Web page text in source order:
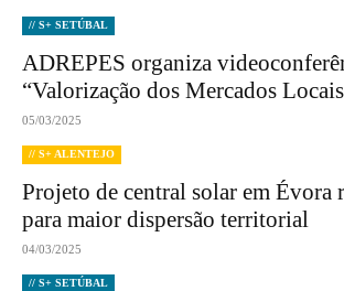
// S+ SETÚBAL
ADREPES organiza
“Valorização dos Mercados
05/03/2025
// S+ ALENTEJO
Projeto de central solar em Évora
para maior dispersão territorial
04/03/2025
// S+ SETÚBAL